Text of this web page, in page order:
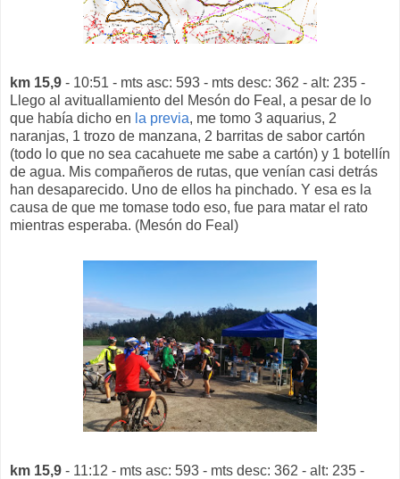
km 15,9 - 10:51 - mts asc: 593 - mts desc: 362 - alt: 235 -
Llego al avituallamiento del Mesón do Feal, a pesar de lo
que había dicho en la previa, me tomo 3 aquarius, 2
naranjas, 1 trozo de manzana, 2 barritas de sabor cartón
(todo lo que no sea cacahuete me sabe a cartón) y 1 botellín
de agua. Mis compañeros de rutas, que venían casi detrás
han desaparecido. Uno de ellos ha pinchado. Y esa es la
causa de que me tomase todo eso, fue para matar el rato
mientras esperaba. (Mesón do Feal)
km 15,9 - 11:12 - mts asc: 593 - mts desc: 362 - alt: 235 -